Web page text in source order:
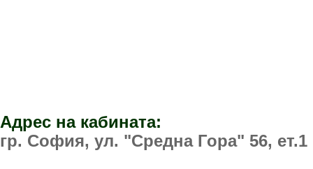
Адрес на кабината:
гр. София, ул. "Средна Гора" 56, ет.1